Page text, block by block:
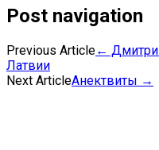
Post navigation
Previous Article←
Латвии
Next ArticleАнектвиты →